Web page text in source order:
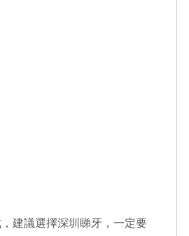
建議選擇深圳睇牙，一定要